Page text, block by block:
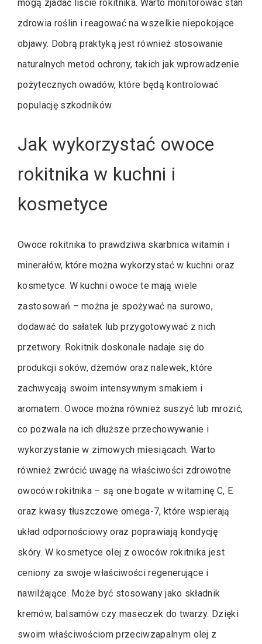
mogą zjadać liście rokitnika. Warto monitorować stan
zdrowia roślin i reagować na wszelkie niepokojące
objawy. Dobrą praktyką jest również stosowanie
naturalnych metod ochrony, takich jak wprowadzenie
pożytecznych owadów, które będą kontrolować
populację szkodników.
Jak wykorzystać owoce
rokitnika w kuchni i
kosmetyce
Owoce rokitnika to prawdziwa skarbnica witamin i
minerałów, które można wykorzystać w kuchni oraz
kosmetyce. W kuchni owoce te mają wiele
zastosowań – można je spożywać na surowo,
dodawać do sałatek lub przygotowywać z nich
przetwory. Rokitnik doskonale nadaje się do
produkcji soków, dżemów oraz nalewek, które
zachwycają swoim intensywnym smakiem i
aromatem. Owoce można również suszyć lub mrozić,
co pozwala na ich dłuższe przechowywanie i
wykorzystanie w zimowych miesiącach. Warto
również zwrócić uwagę na właściwości zdrowotne
owoców rokitnika – są one bogate w witaminę C, E
oraz kwasy tłuszczowe omega-7, które wspierają
układ odpornościowy oraz poprawiają kondycję
skóry. W kosmetyce olej z owoców rokitnika jest
ceniony za swoje właściwości regenerujące i
nawilżające. Może być stosowany jako składnik
kremów, balsamów czy maseczek do twarzy. Dzięki
swoim właściwościom przeciwzapalnym olej z